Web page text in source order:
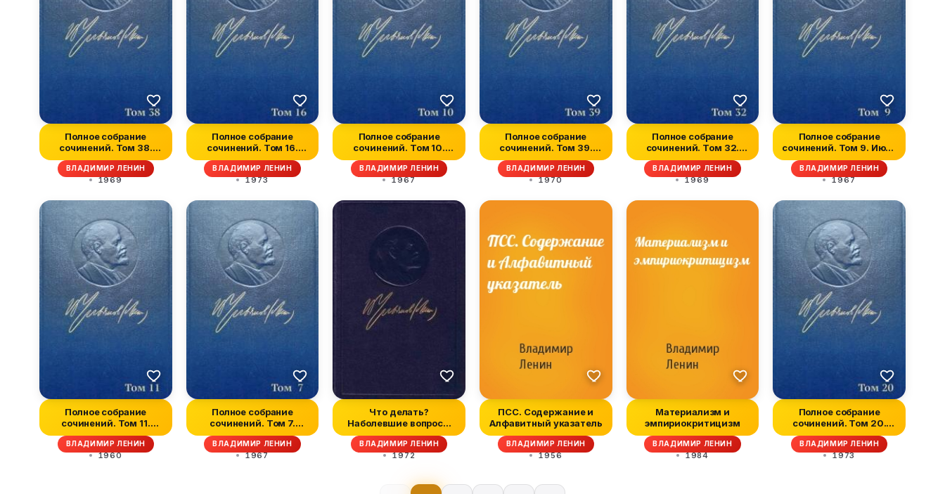
Полное собрание
сочинений. Том 38.
Март-июнь 1919
ВЛАДИМИР ЛЕНИН
1969
Полное собрание
сочинений. Том 16.
Июнь 1907 — мар...
ВЛАДИМИР ЛЕНИН
1973
Полное собрание
сочинений. Том 10.
Март-июнь 1905
ВЛАДИМИР ЛЕНИН
1967
Полное собрание
сочинений. Том 39.
Июнь-декабрь 19...
ВЛАДИМИР ЛЕНИН
1970
Полное собрание
сочинений. Том 32.
Май-июль 1917
ВЛАДИМИР ЛЕНИН
1969
Полное собрание
сочинений. Том 9. Июль
1904 — март...
ВЛАДИМИР ЛЕНИН
1967
Полное собрание
сочинений. Том 11.
Июль-октябрь 19...
ВЛАДИМИР ЛЕНИН
1960
Полное собрание
сочинений. Том 7.
Сентябрь 1902 —...
ВЛАДИМИР ЛЕНИН
1967
Что делать?
Наболевшие вопросы
нашего движения
ВЛАДИМИР ЛЕНИН
1972
ПСС. Содержание и
Алфавитный указатель
ВЛАДИМИР ЛЕНИН
1956
Материализм и
эмпириокритицизм
ВЛАДИМИР ЛЕНИН
1984
Полное собрание
сочинений. Том 20.
Ноябрь 1910 — н...
ВЛАДИМИР ЛЕНИН
1973